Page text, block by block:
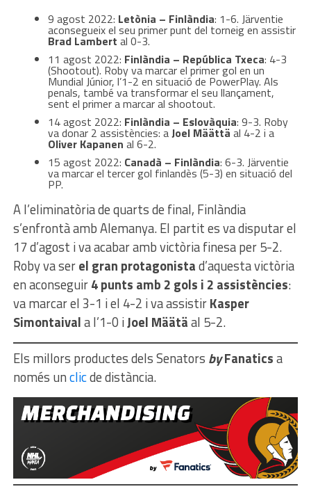
9 agost 2022: Letònia – Finlàndia: 1-6. Järventie
aconsegueix el seu primer punt del torneig en assistir
Brad Lambert al 0-3.
11 agost 2022: Finlàndia – República Txeca: 4-3
(Shootout). Roby va marcar el primer gol en un
Mundial Júnior, l’1-2 en situació de PowerPlay. Als
penals, també va transformar el seu llançament,
sent el primer a marcar al shootout.
14 agost 2022: Finlàndia – Eslovàquia: 9-3. Roby
va donar 2 assistències: aJoel Määttä al 4-2 i a
Oliver Kapanen al 6-2.
15 agost 2022: Canadà – Finlàndia: 6-3. Järventie
va marcar el tercer gol finlandès (5-3) en situació del
PP.
A l’eliminatòria de quarts de final, Finlàndia
s’enfrontà amb Alemanya. El partit es va disputar el
17 d’agost i va acabar amb victòria finesa per 5-2.
Roby va serel gran protagonistad’aquesta victòria
en aconseguir4 punts amb 2 gols i 2 assistències:
va marcar el 3-1 i el 4-2 i va assistirKasper
Simontaivala l’1-0 iJoel Määtäal 5-2.
Els millors productes dels Senators byFanaticsa
només unclicde distància.